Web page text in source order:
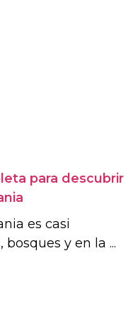
para descubrir
es casi
y en la ...